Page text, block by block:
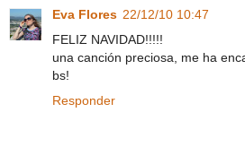
Eva Flores 22/12/10 10:47
FELIZ NAVIDAD!!!!!
una canción preciosa, me ha
bs!
Responder